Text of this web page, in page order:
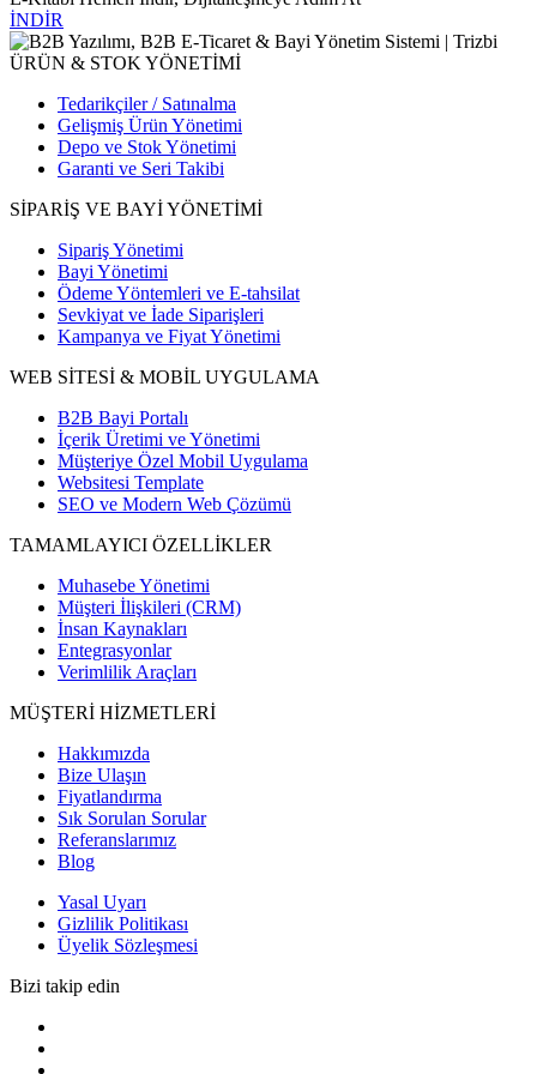
İNDİR
ÜRÜN & STOK YÖNETİMİ
Tedarikçiler / Satınalma
Gelişmiş Ürün Yönetimi
Depo ve Stok Yönetimi
Garanti ve Seri Takibi
SİPARİŞ VE BAYİ YÖNETİMİ
Sipariş Yönetimi
Bayi Yönetimi
Ödeme Yöntemleri ve E-tahsilat
Sevkiyat ve İade Siparişleri
Kampanya ve Fiyat Yönetimi
WEB SİTESİ & MOBİL UYGULAMA
B2B Bayi Portalı
İçerik Üretimi ve Yönetimi
Müşteriye Özel Mobil Uygulama
Websitesi Template
SEO ve Modern Web Çözümü
TAMAMLAYICI ÖZELLİKLER
Muhasebe Yönetimi
Müşteri İlişkileri (CRM)
İnsan Kaynakları
Entegrasyonlar
Verimlilik Araçları
MÜŞTERİ HİZMETLERİ
Hakkımızda
Bize Ulaşın
Fiyatlandırma
Sık Sorulan Sorular
Referanslarımız
Blog
Yasal Uyarı
Gizlilik Politikası
Üyelik Sözleşmesi
Bizi takip edin